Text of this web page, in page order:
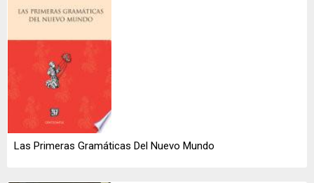
Las Primeras Gramáticas Del Nuevo Mundo